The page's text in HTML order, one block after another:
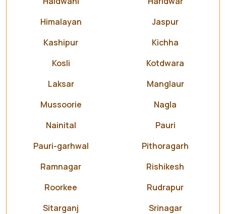
Himalayan
Jaspur
Kashipur
Kichha
Kosli
Kotdwara
Laksar
Manglaur
Mussoorie
Nagla
Nainital
Pauri
Pauri-garhwal
Pithoragarh
Ramnagar
Rishikesh
Roorkee
Rudrapur
Sitarganj
Srinagar